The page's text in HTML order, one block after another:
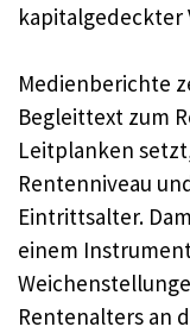
kapitalgedeckter
Medienberichte
Begleittext zum
Leitplanken
Rentenniveau
Eintrittsalter.
einem
Rentenalters an